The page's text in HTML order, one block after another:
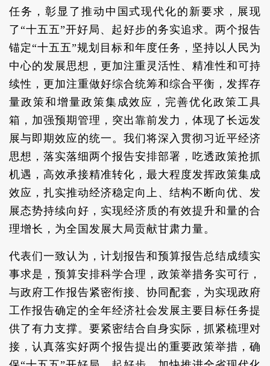
任务，彰显了推动中国式现代化的新要求，展现
了“十五五”开好局、起好步的务实追求。两个报告
锚定“十五五”规划目标和年度任务，坚持以人民为
中心的发展思想，更加注重灵活性、精准性和可持
续性，更加注重做好综合统筹和综合平衡，发挥存
量政策和增量政策集成效应，完善优化政策工具
箱，加强预期管理，突出靠前发力，体现了长远发
展与即期效应的统一。我们将深入贯彻习近平经济
思想，落实落细两个报告安排部署，吃透政策抢抓
机遇，高效承接精准转化，最大程度发挥政策集成
效应，扎实推动经济稳定向上、结构不断向优、发
展态势持续向好，实现经济质的有效提升和量的合
理增长，为全国发展大局贡献甘肃力量。
代表们一致认为，计划报告和预算报告总结成绩实
事求是，预算安排科学合理，政策举措务实可行，
与政府工作报告紧密衔接、协同配套，为实现政府
工作报告确定的全年经济社会发展主要目标任务提
供了有力支撑。要紧密结合自身实际，抓紧梳理对
接，认真落实好两个报告提出的重要政策举措，确